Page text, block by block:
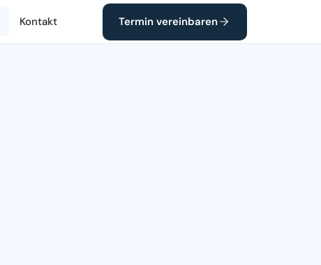
Kontakt Termin vereinbaren